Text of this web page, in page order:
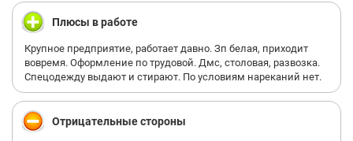
Плюсы в работе
Крупное предприятие, работает давно. Зп белая, приходит
вовремя. Оформление по трудовой. Дмс, столовая, развозка.
Спецодежду выдают и стирают. По условиям нареканий нет.
Отрицательные стороны